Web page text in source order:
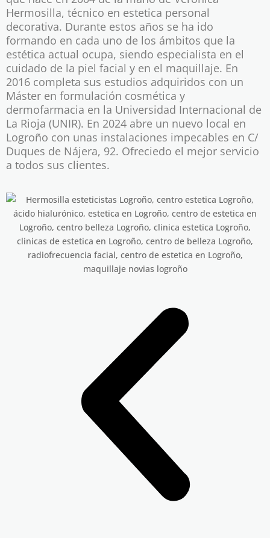
Hermosilla, técnico en estetica personal
decorativa. Durante estos años se ha ido
formando en cada uno de los ámbitos que la
estética actual ocupa, siendo especialista en el
cuidado de la piel facial y en el maquillaje. En
2016 completa sus estudios adquiridos con un
Máster en formulación cosmética y
dermofarmacia en la Universidad Internacional de
La Rioja (UNIR). En 2024 abre un nuevo local en
Logroño con unas instalaciones impecables en C/
Duques de Nájera, 92. Ofreciedo el mejor servicio
a todos sus clientes.